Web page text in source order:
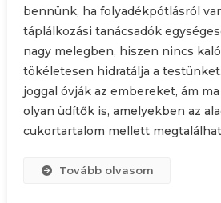
bennünk, ha folyadékpótlásról
táplálkozási tanácsadók
nagy melegben, hiszen nincs
tökéletesen hidratálja a
joggal óvják az embereket, ám
olyan üdítők is, amelyekben az
cukortartalom mellett
Tovább olvasom